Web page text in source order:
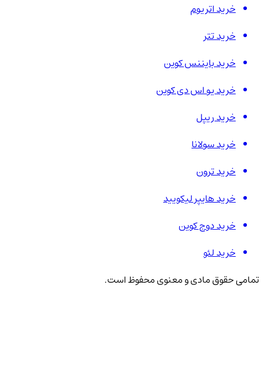
خرید اتریوم
خرید تتر
خرید بایننس کوین
خرید یو اس دی کوین
خرید ریپل
خرید سولانا
خرید ترون
خرید هایپر لیکویید
خرید دوج کوین
خرید لئو
تمامی حقوق مادی و معنوی محفوظ است.